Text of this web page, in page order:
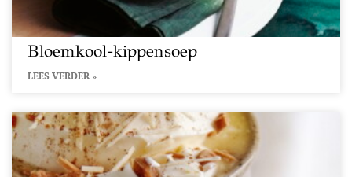
Bloemkool-kippensoep
LEES VERDER »